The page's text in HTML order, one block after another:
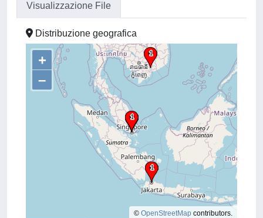
Visualizzazione File
Distribuzione geografica
+
–
© OpenStreetMap contributors.